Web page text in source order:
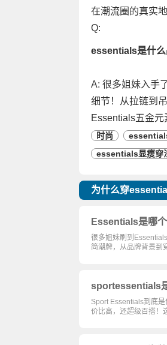
在潮流圈的真实地
Q:
essentials是什
A: 很多姐妹入手
细节！从拉链到
Essentials五金
时尚
essentials显瘦穿
为什么穿
Essentials是哪
很多姐妹刷到
简潮牌，从品牌背景到
sportessentials
Sport Essentials到底
价比高，还超级百搭！